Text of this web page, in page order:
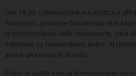
Ore 18.30: Celebrazione eucaristica e
Francesco, presiede l’eucarestia don
la testimonianza delle missionarie, sarà
editoriale su Massimiliano kolbe. Al
anche una icona in ricordo
Dopo la santa messa le missionarie